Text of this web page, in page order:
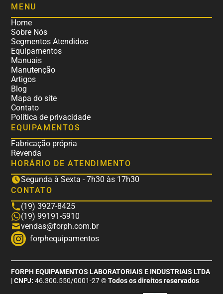
MENU
Home
Sobre Nós
Segmentos Atendidos
Equipamentos
Manuais
Manutenção
Artigos
Blog
Mapa do site
Contato
Política de privacidade
EQUIPAMENTOS
Fabricação própria
Revenda
HORÁRIO DE ATENDIMENTO
Segunda à Sexta - 7h30 às 17h30
CONTATO
(19) 3927-8425
(19) 99191-5910
vendas@forph.com.br
forphequipamentos
FORPH EQUIPAMENTOS LABORATORIAIS E INDUSTRIAIS LTDA
|CNPJ: 46.300.550/0001-27© Todos os direitos reservados